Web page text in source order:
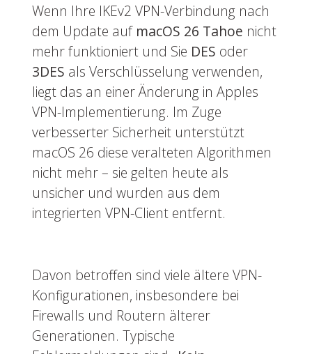
Wenn Ihre IKEv2 VPN-Verbindung nach
dem Update auf macOS 26 Tahoe nicht
mehr funktioniert und Sie DES oder
3DES als Verschlüsselung verwenden,
liegt das an einer Änderung in Apples
VPN-Implementierung. Im Zuge
verbesserter Sicherheit unterstützt
macOS 26 diese veralteten Algorithmen
nicht mehr – sie gelten heute als
unsicher und wurden aus dem
integrierten VPN-Client entfernt.
Davon betroffen sind viele ältere VPN-
Konfigurationen, insbesondere bei
Firewalls und Routern älterer
Generationen. Typische